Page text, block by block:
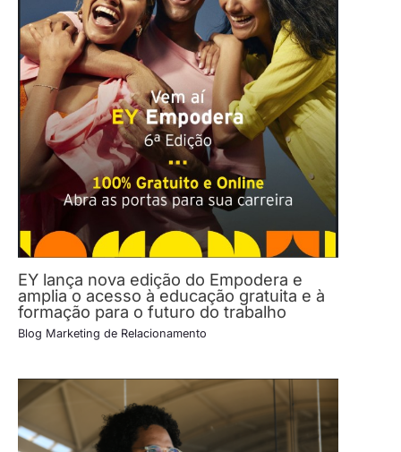
EY lança nova edição do Empodera e
amplia o acesso à educação gratuita e à
formação para o futuro do trabalho
Blog Marketing de Relacionamento